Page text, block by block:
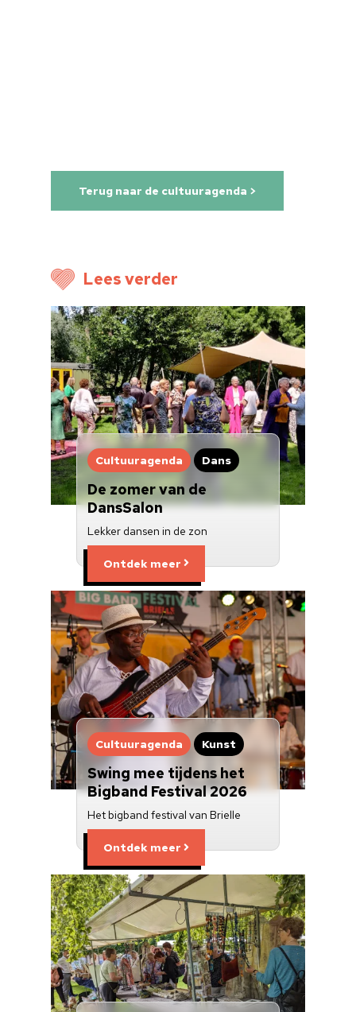
Terug naar de cultuuragenda >
Lees verder
Cultuuragenda Dans
De zomer van de
DansSalon
Lekker dansen in de zon
Ontdek meer
Cultuuragenda Kunst
Swing mee tijdens het
Bigband Festival 2026
Het bigband festival van Brielle
Ontdek meer
Home
Cultuuragenda
Over ons
Nieuwsbrief
Doneren